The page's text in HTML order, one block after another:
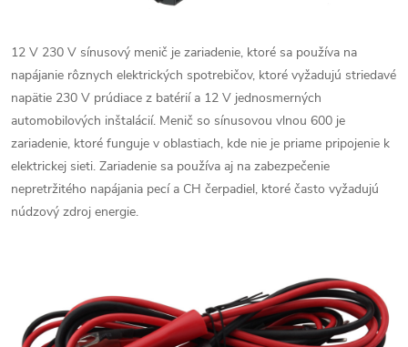
12 V 230 V sínusový menič je zariadenie, ktoré sa používa na
napájanie rôznych elektrických spotrebičov, ktoré vyžadujú striedavé
napätie 230 V prúdiace z batérií a 12 V jednosmerných
automobilových inštalácií. Menič so sínusovou vlnou 600 je
zariadenie, ktoré funguje v oblastiach, kde nie je priame pripojenie k
elektrickej sieti. Zariadenie sa používa aj na zabezpečenie
nepretržitého napájania pecí a CH čerpadiel, ktoré často vyžadujú
núdzový zdroj energie.